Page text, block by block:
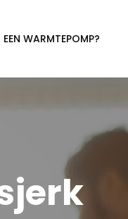
WARMTEPOMP?